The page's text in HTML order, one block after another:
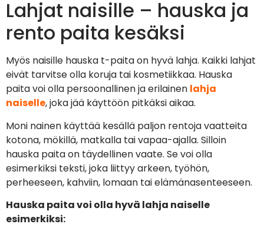
Lahjat naisille – hauska ja
rento paita kesäksi
Myös naisille hauska t-paita on hyvä lahja. Kaikki lahjat
eivät tarvitse olla koruja tai kosmetiikkaa. Hauska
paita voi olla persoonallinen ja erilainen lahja
naiselle, joka jää käyttöön pitkäksi aikaa.
Moni nainen käyttää kesällä paljon rentoja vaatteita
kotona, mökillä, matkalla tai vapaa-ajalla. Silloin
hauska paita on täydellinen vaate. Se voi olla
esimerkiksi teksti, joka liittyy arkeen, työhön,
perheeseen, kahviin, lomaan tai elämänasenteeseen.
Hauska paita voi olla hyvä lahja naiselle
esimerkiksi: